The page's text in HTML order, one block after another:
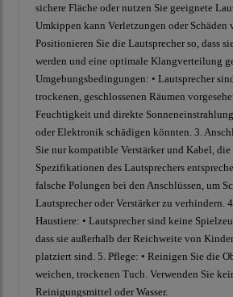
sichere Fläche oder nutzen Sie geeignete
Umkippen kann Verletzungen oder Schäden
Positionieren Sie die Lautsprecher so, dass
werden und eine optimale Klangverteilung
Umgebungsbedingungen: • Lautsprecher
trockenen, geschlossenen Räumen
Feuchtigkeit und direkte
oder Elektronik schädigen könnten. 3.
Sie nur kompatible Verstärker und Kabel, die
Spezifikationen des Lautsprechers
falsche Polungen bei den Anschlüssen, um
Lautsprecher oder Verstärker zu verhindern.
Haustiere: • Lautsprecher sind keine
dass sie außerhalb der Reichweite von
platziert sind. 5. Pflege: • Reinigen Sie die
weichen, trockenen Tuch. Verwenden Sie
Reinigungsmittel oder Wasser.